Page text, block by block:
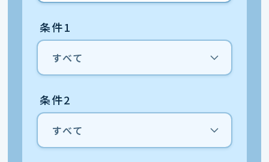
条件1
条件2